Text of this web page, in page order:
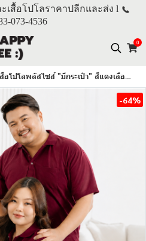
เสื้อโปโลราคาปลีกและส่ง l
073-4536
0
สื้อโปโลพลัสไซส์ "มีกระเป๋า" สีแดงเลือดหมู
-64%